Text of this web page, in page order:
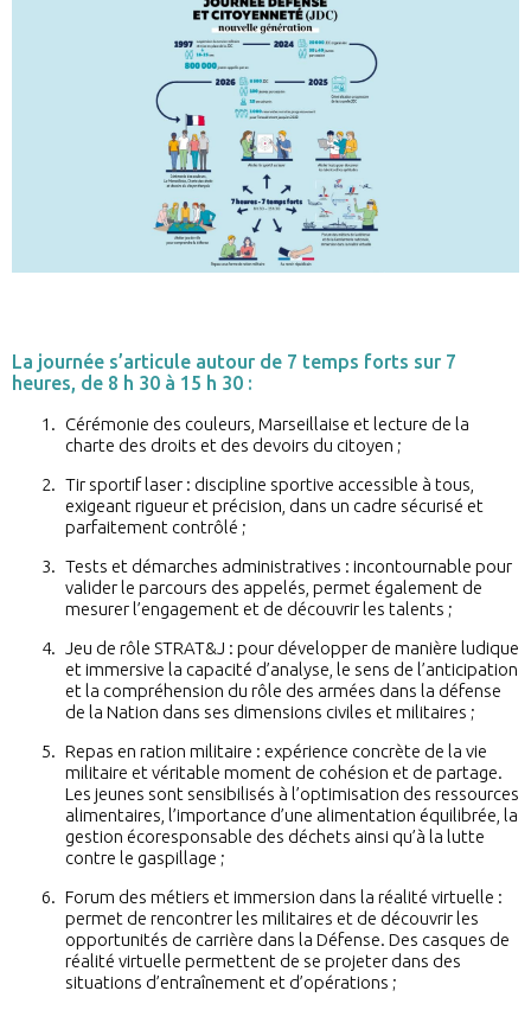
La journée s’articule autour de 7 temps forts sur 7
heures, de 8 h 30 à 15 h 30 :
Cérémonie des couleurs, Marseillaise et lecture de la
charte des droits et des devoirs du citoyen ;
Tir sportif laser : discipline sportive accessible à tous,
exigeant rigueur et précision, dans un cadre sécurisé et
parfaitement contrôlé ;
Tests et démarches administratives : incontournable pour
valider le parcours des appelés, permet également de
mesurer l’engagement et de découvrir les talents ;
Jeu de rôle STRAT&J : pour développer de manière ludique
et immersive la capacité d’analyse, le sens de l’anticipation
et la compréhension du rôle des armées dans la défense
de la Nation dans ses dimensions civiles et militaires ;
Repas en ration militaire : expérience concrète de la vie
militaire et véritable moment de cohésion et de partage.
Les jeunes sont sensibilisés à l’optimisation des ressources
alimentaires, l’importance d’une alimentation équilibrée, la
gestion écoresponsable des déchets ainsi qu’à la lutte
contre le gaspillage ;
Forum des métiers et immersion dans la réalité virtuelle :
permet de rencontrer les militaires et de découvrir les
opportunités de carrière dans la Défense. Des casques de
réalité virtuelle permettent de se projeter dans des
situations d’entraînement et d’opérations ;